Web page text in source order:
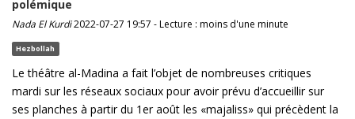
polémique
Nada El Kurdi2022-07-27 19:57 - Lecture : moins d'une minute
Hezbollah
Le théâtre al-Madina a fait l’objet de nombreuses critiques
mardi sur les réseaux sociaux pour avoir prévu d’accueillir sur
ses planches à partir du 1er août les «majaliss» qui précèdent la